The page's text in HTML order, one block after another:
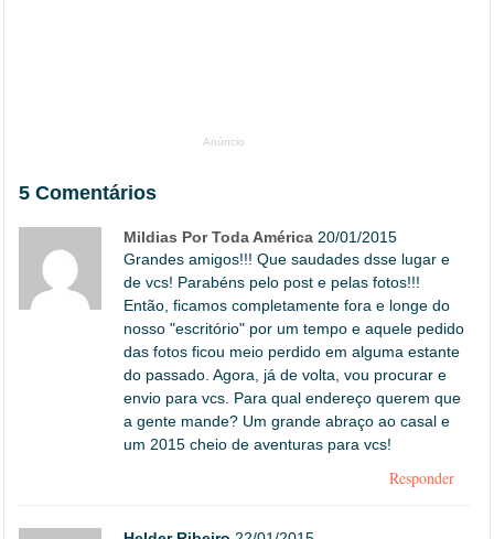
Anúncio
5 Comentários
Mildias Por Toda América 20/01/2015
Grandes amigos!!! Que saudades dsse lugar e
de vcs! Parabéns pelo post e pelas fotos!!!
Então, ficamos completamente fora e longe do
nosso "escritório" por um tempo e aquele pedido
das fotos ficou meio perdido em alguma estante
do passado. Agora, já de volta, vou procurar e
envio para vcs. Para qual endereço querem que
a gente mande? Um grande abraço ao casal e
um 2015 cheio de aventuras para vcs!
Responder